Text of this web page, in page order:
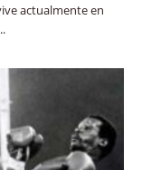
actualmente en